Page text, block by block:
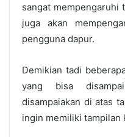
sangat mempengaruhi
juga akan
pengguna dapur.
Demikian tadi
yang bisa
disampaiakan di atas
ingin memiliki tampilan